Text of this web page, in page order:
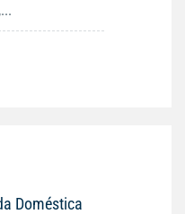
Doméstica